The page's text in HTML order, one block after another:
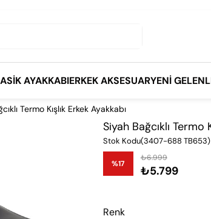
AYAKKABIERKEK AKSESUARYENI
Termo Kışlık Erkek Ayakkabı
Siyah Bağcıklı Termo
Stok Kodu(3407-688 TB653)
%17
İndirim
₺6.999
₺5.799
Renk